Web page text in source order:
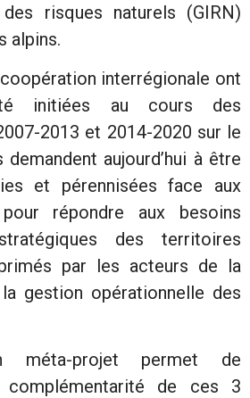
risques naturels (GIRN)
alpins.
interrégionale ont
initiées au cours des
2013 et 2014-2020 sur le
aujourd’hui à être
et pérennisées face aux
répondre aux besoins
des territoires
par les acteurs de la
gestion opérationnelle des
méta-projet permet de
complémentarité de ces 3